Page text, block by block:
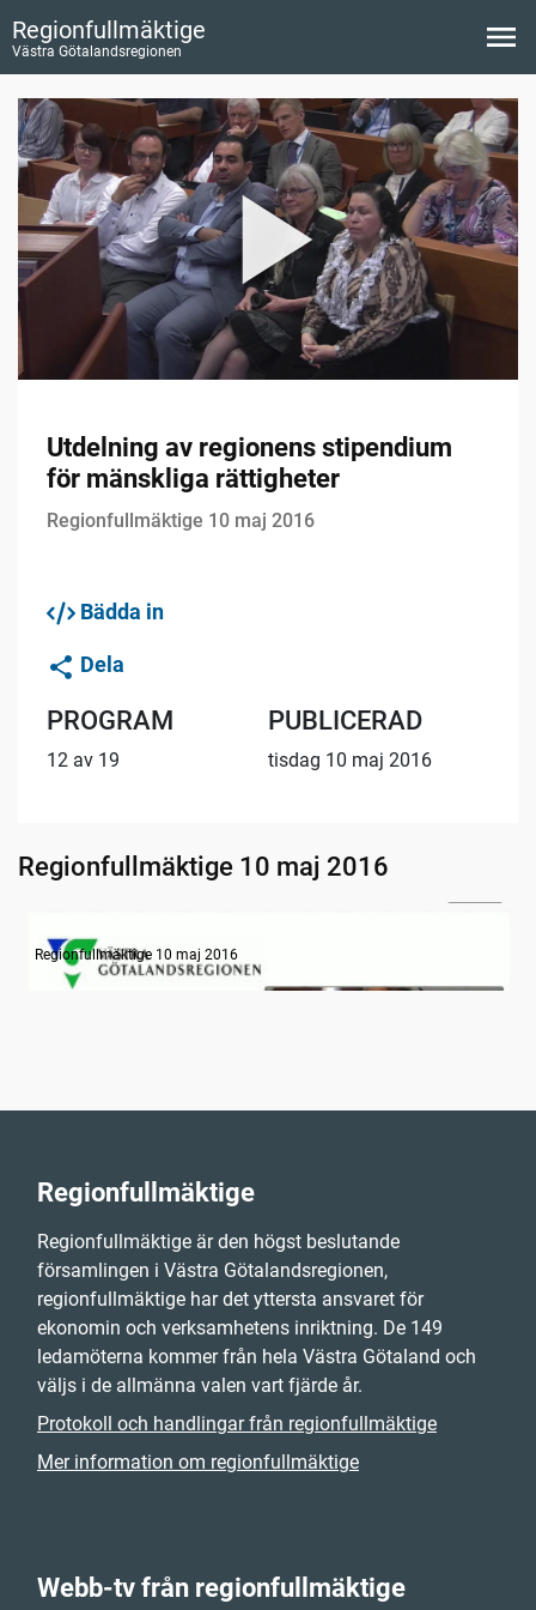
Regionfullmäktige
Västra Götalandsregionen
Utdelning av regionens stipendium
för mänskliga rättigheter
Regionfullmäktige 10 maj 2016
Bädda in
Dela
PROGRAM
12 av 19
PUBLICERAD
tisdag 10 maj 2016
Regionfullmäktige 10 maj 2016
Information om dagens ärenden
Regionfullmäktige 10 maj 2016
Regionfullmäktige
Regionfullmäktige är den högst beslutande
församlingen i Västra Götalandsregionen,
regionfullmäktige har det yttersta ansvaret för
ekonomin och verksamhetens inriktning. De 149
ledamöterna kommer från hela Västra Götaland och
väljs i de allmänna valen vart fjärde år.
Protokoll och handlingar från regionfullmäktige
Mer information om regionfullmäktige
Webb-tv från regionfullmäktige